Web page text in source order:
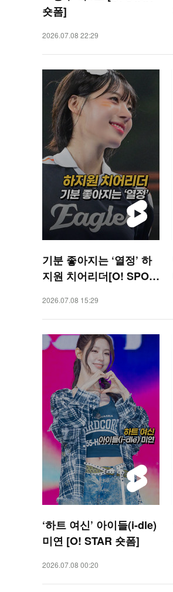
숏폼]
2026.07.08 22:29
기분 좋아지는 ‘열정’ 하
지원 치어리더[O! SPOR
2026.07.08 15:29
‘하트 여신’ 아이들(i-dle)
미연 [O! STAR 숏폼]
2026.07.08 00:20